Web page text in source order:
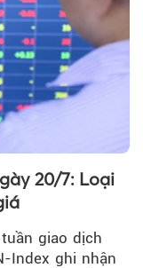
20/7: Loại
giao dịch
Index ghi nhận